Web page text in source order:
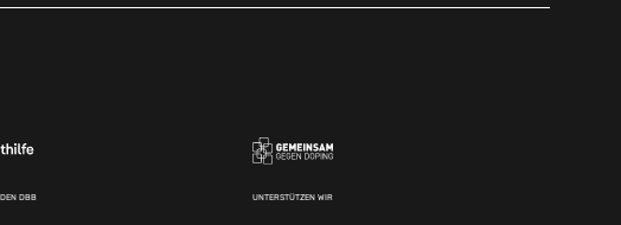
DBB UNTERSTÜTZEN WIR